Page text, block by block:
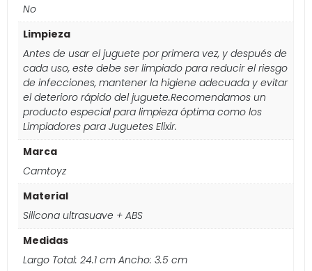
No
Limpieza
Antes de usar el juguete por primera vez, y después de
cada uso, este debe ser limpiado para reducir el riesgo
de infecciones, mantener la higiene adecuada y evitar
el deterioro rápido del juguete.Recomendamos un
producto especial para limpieza óptima como los
Limpiadores para Juguetes Elixir.
Marca
Camtoyz
Material
Silicona ultrasuave + ABS
Medidas
Largo Total: 24.1 cm Ancho: 3.5 cm